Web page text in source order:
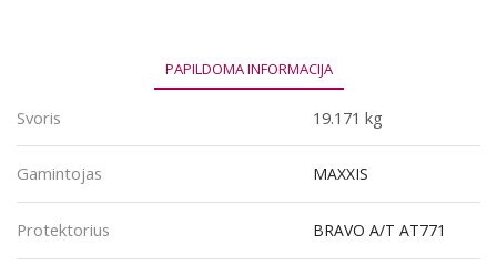
PAPILDOMA INFORMACIJA
Svoris 19.171 kg
Gamintojas MAXXIS
Protektorius BRAVO A/T AT771